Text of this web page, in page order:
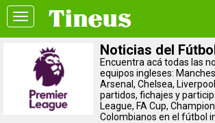
Toggle
navigation
Noticias del
Encuentra acá todas las
equipos ingleses:
Arsenal, Chelsea,
partidos, fichajes y
League, FA Cup,
Colombianos en el fútbol